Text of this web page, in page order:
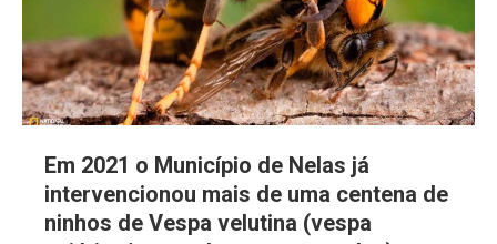
Em 2021 o Município de Nelas já
intervencionou mais de uma centena de
ninhos de Vespa velutina (vespa